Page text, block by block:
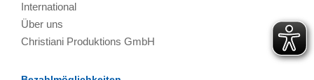
International
Über uns
Christiani Produktions GmbH